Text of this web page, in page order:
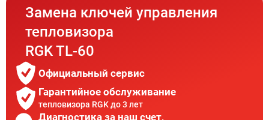
Замена ключей управления
тепловизора
RGK TL-60
Официальный сервис
Гарантийное обслуживание
тепловизора RGK до 3 лет
Диагностика за наш счет,